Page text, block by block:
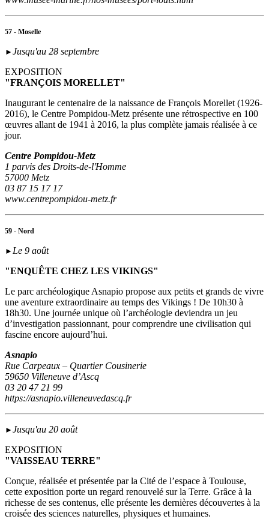
57 - Moselle
► Jusqu'au 28 septembre
EXPOSITION
"FRANÇOIS MORELLET"
Inaugurant le centenaire de la naissance de François Morellet (1926-
2016), le Centre Pompidou-Metz présente une rétrospective en 100
œuvres allant de 1941 à 2016, la plus complète jamais réalisée à ce
jour.
Centre Pompidou-Metz
1 parvis des Droits-de-l'Homme
57000 Metz
03 87 15 17 17
www.centrepompidou-metz.fr
59 - Nord
► Le 9 août
"ENQUÊTE CHEZ LES VIKINGS"
Le parc archéologique Asnapio propose aux petits et grands de vivre
une aventure extraordinaire au temps des Vikings ! De 10h30 à
18h30. Une journée unique où l’archéologie deviendra un jeu
d’investigation passionnant, pour comprendre une civilisation qui
fascine encore aujourd’hui.
Asnapio
Rue Carpeaux – Quartier Cousinerie
59650 Villeneuve d’Ascq
03 20 47 21 99
https://asnapio.villeneuvedascq.fr
► Jusqu'au 20 août
EXPOSITION
"VAISSEAU TERRE"
Conçue, réalisée et présentée par la Cité de l’espace à Toulouse,
cette exposition porte un regard renouvelé sur la Terre. Grâce à la
richesse de ses contenus, elle présente les dernières découvertes à la
croisée des sciences naturelles, physiques et humaines.